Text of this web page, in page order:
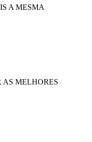
A MESMA
AS MELHORES